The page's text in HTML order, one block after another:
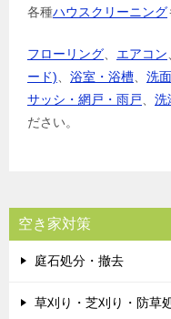
各種ハウスクリーニング
フローリング エアコン
ード)
浴室・浴槽 洗
サッシ・網戸・雨戸
洗
ださい。
空き家対策
庭石処分・撤去
草刈り・芝刈り・防草